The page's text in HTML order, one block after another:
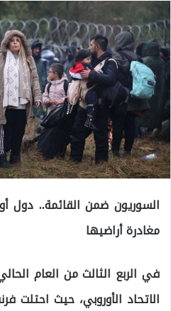
السوريون ضمن القائمة.. دول
مغادرة أراضيها
في الربع الثالث من العام
الاتحاد الأوروبي، حيث احتلت